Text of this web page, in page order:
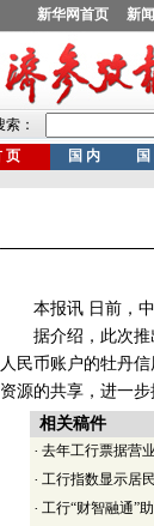
本报讯 日前，中
据介绍，此次推出
人民币账户的牡丹
资源的共享，进一步
相关稿件
· 去年工行票据营
· 工行指数显示居
· 工行“财智融通”